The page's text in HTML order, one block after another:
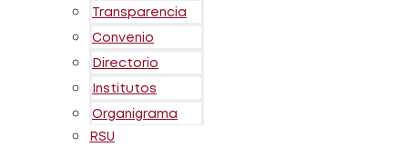
Transparencia
Convenio
Directorio
Institutos
Organigrama
RSU